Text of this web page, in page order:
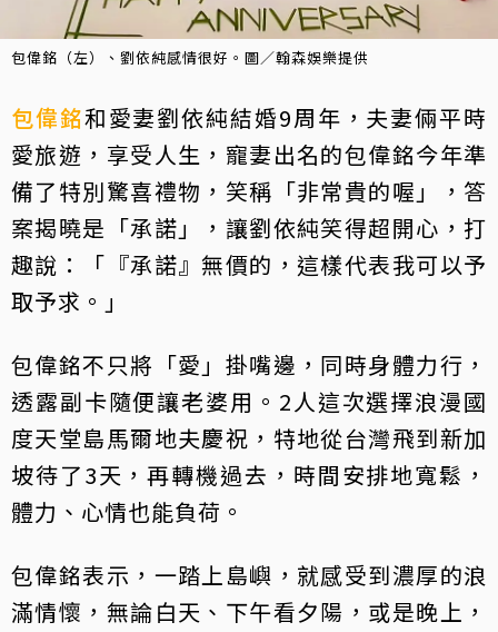
包偉銘（左）、劉依純感情很好。圖／翰森娛樂提供
包偉銘和愛妻劉依純結婚9周年，夫妻倆平時
愛旅遊，享受人生，寵妻出名的包偉銘今年準
備了特別驚喜禮物，笑稱「非常貴的喔」，答
案揭曉是「承諾」，讓劉依純笑得超開心，打
趣說：「『承諾』無價的，這樣代表我可以予
取予求。」
包偉銘不只將「愛」掛嘴邊，同時身體力行，
透露副卡隨便讓老婆用。2人這次選擇浪漫國
度天堂島馬爾地夫慶祝，特地從台灣飛到新加
坡待了3天，再轉機過去，時間安排地寬鬆，
體力、心情也能負荷。
包偉銘表示，一踏上島嶼，就感受到濃厚的浪
滿情懷，無論白天、下午看夕陽，或是晚上，